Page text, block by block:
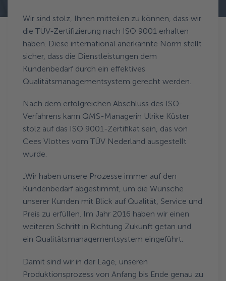
Wir sind stolz, Ihnen mitteilen zu können, dass wir
die TÜV-Zertifizierung nach ISO 9001 erhalten
haben. Diese international anerkannte Norm stellt
sicher, dass die Dienstleistungen dem
Kundenbedarf durch ein effektives
Qualitätsmanagementsystem gerecht werden.
Nach dem erfolgreichen Abschluss des ISO-
Verfahrens kann QMS-Managerin Ulrike Küster
stolz auf das ISO 9001-Zertifikat sein, das von
Cees Vlottes vom TÜV Nederland ausgestellt
wurde.
„Wir haben unsere Prozesse immer auf den
Kundenbedarf abgestimmt, um die Wünsche
unserer Kunden mit Blick auf Qualität, Service und
Preis zu erfüllen. Im Jahr 2016 haben wir einen
weiteren Schritt in Richtung Zukunft getan und
ein Qualitätsmanagementsystem eingeführt.
Damit sind wir in der Lage, unseren
Produktionsprozess von Anfang bis Ende genau zu